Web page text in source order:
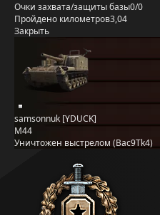
Очки захвата/защиты базы0/0
Пройдено километров3,04
Закрыть
samsonnuk [YDUCK]
M44
Уничтожен выстрелом (Bac9Tk4)